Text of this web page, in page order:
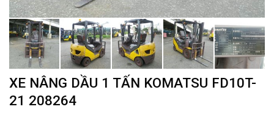
XE NÂNG DẦU 1 TẤN KOMATSU FD10T-
21 208264